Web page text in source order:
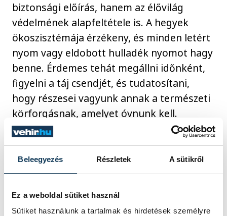
Beleegyezés Részletek A sütikről
Ez a weboldal sütiket használ
Sütiket használunk a tartalmak és hirdetések személyre
biztonsági előírás, hanem az élővilág
védelmének alapfeltétele is. A hegyek
ökoszisztémája érzékeny, és minden letért
nyom vagy eldobott hulladék nyomot hagy
benne. Érdemes tehát megállni időnként,
figyelni a táj csendjét, és tudatosítani,
hogy részesei vagyunk annak a természeti
körforgásnak, amelyet óvnunk kell.
A síelés így nem pusztán sport, hanem
életmód – az egyensúly keresése az ember
és a természet között. Aki felelősséggel
választ úticélt, tudatosan utazik,
megfontoltan vásárol és tisztelettel bánik